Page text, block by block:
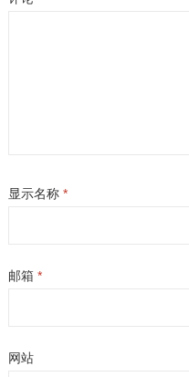
显示名称 *
邮箱 *
网站